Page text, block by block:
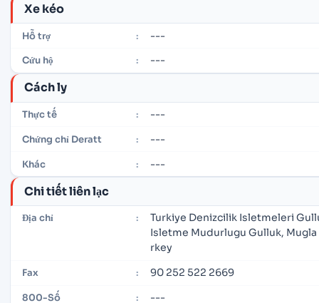
Xe kéo
Hỗ trợ : ---
Cứu hộ : ---
Cách ly
Thực tế : ---
Chứng chỉ Deratt : ---
Khác : ---
Chi tiết liên lạc
Địa chỉ :
Turkiye Denizcilik Isletmeleri
Isletme Mudurlugu Gulluk, Mugla
rkey
Fax : 90 252 522 2669
800-Số : ---